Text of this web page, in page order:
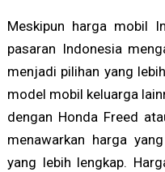
Meskipun harga mobil
pasaran Indonesia
menjadi pilihan yang
model mobil keluarga
dengan Honda Freed
menawarkan harga
yang lebih lengkap.